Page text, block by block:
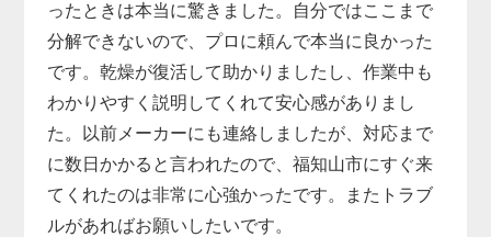
ったときは本当に驚きました。自分ではここまで
分解できないので、プロに頼んで本当に良かった
です。乾燥が復活して助かりましたし、作業中も
わかりやすく説明してくれて安心感がありまし
た。以前メーカーにも連絡しましたが、対応まで
に数日かかると言われたので、福知山市にすぐ来
てくれたのは非常に心強かったです。またトラブ
ルがあればお願いしたいです。